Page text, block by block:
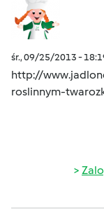
śr., 09/25/2013 -
http://
roslinnym-